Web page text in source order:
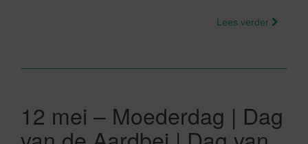
Lees verder
12 mei – Moederdag | Dag